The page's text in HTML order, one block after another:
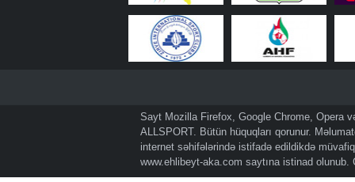
Sayt Mozilla Firefox, Google Chrome, Opera
ALLSPORT. Bütün hüquqları qorunur.
internet səhifələrində istifadə edildikdə
www.ehlibeyt-aka.com saytına istinad olunub.